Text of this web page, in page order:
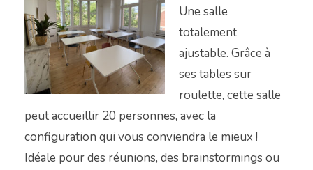
Une salle
totalement
ajustable. Grâce à
ses tables sur
roulette, cette salle
peut accueillir 20 personnes, avec la
configuration qui vous conviendra le mieux !
Idéale pour des réunions, des brainstormings ou